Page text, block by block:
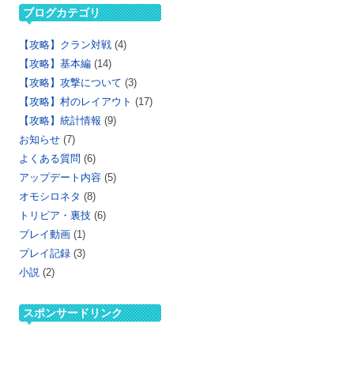
ブログカテゴリ
【攻略】クラン対戦 (4)
【攻略】基本編 (14)
【攻略】攻撃について (3)
【攻略】村のレイアウト (17)
【攻略】統計情報 (9)
お知らせ (7)
よくある質問 (6)
アップデート内容 (5)
オモシロネタ (8)
トリビア・裏技 (6)
プレイ動画 (1)
プレイ記録 (3)
小説 (2)
スポンサードリンク